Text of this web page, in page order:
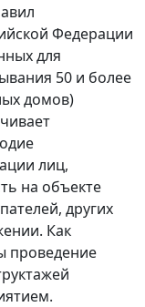
Федерации
для
50 и более
домов)
лиц,
на объекте
других
Как
проведение